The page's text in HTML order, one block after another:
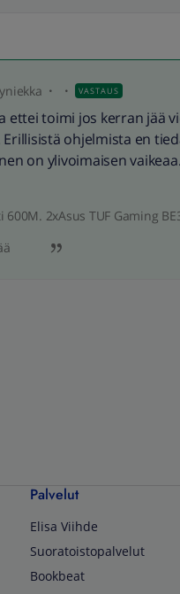
VASTAUS
ettei toimi jos kerran jää
Erillisistä ohjelmista en
on ylivoimaisen vaikeaa.
600M. 2xAsus TUF Gaming
Palvelut
Elisa Viihde
Suoratoistopalvelut
Bookbeat